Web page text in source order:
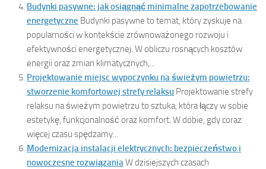
Budynki pasywne: jak osiągnąć minimalne zapotrzebowanie
energetyczne Budynki pasywne to temat, który zyskuje na
popularności w kontekście zrównoważonego rozwoju i
efektywności energetycznej. W obliczu rosnących kosztów
energii oraz zmian klimatycznych,...
Projektowanie miejsc wypoczynku na świeżym powietrzu:
stworzenie komfortowej strefy relaksu Projektowanie strefy
relaksu na świeżym powietrzu to sztuka, która łączy w sobie
estetykę, funkcjonalność oraz komfort. W dobie, gdy coraz
więcej czasu spędzamy...
Modernizacja instalacji elektrycznych: bezpieczeństwo i
nowoczesne rozwiązania W dzisiejszych czasach